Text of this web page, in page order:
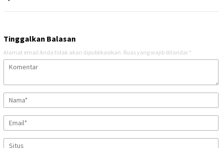
Tinggalkan Balasan
Alamat email Anda tidak akan dipublikasikan. Ruas yang wajib ditandai *